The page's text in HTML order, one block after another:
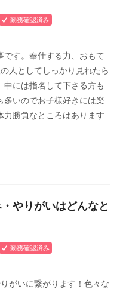
勤務確認済み
です。奉仕する力、おもて
人としてしっかり見れたら
中には指名して下さる方も
多いのでお子様好きには楽
力勝負なところはあります
やりがいはどんなと
勤務確認済み
がいに繋がります！色々な